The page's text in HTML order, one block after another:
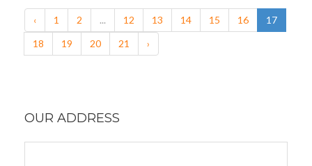
‹ 1 2 ... 12 13 14 15 16
17
18
19 20 21 ›
OUR ADDRESS